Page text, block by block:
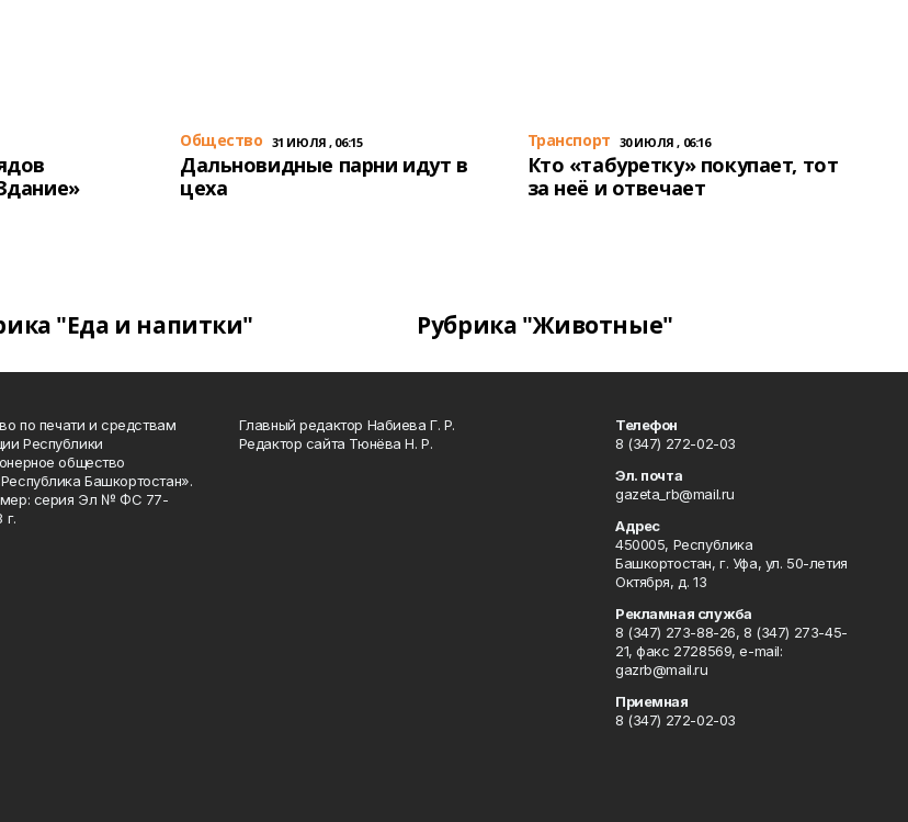
Общество 31 ИЮЛЯ , 06:15
Дальновидные парни идут в
цеха
Транспорт 30 ИЮЛЯ , 06:16
Кто «табуретку» покупает, тот
за неё и отвечает
"Еда и напитки" Рубрика "Животные"
по печати и средствам
Республики
общество
Башкортостан».
серия Эл № ФС 77-
г.
Главный редактор Набиева Г. Р.
Редактор сайта Тюнёва Н. Р.
Телефон
8 (347) 272-02-03
Эл. почта
gazeta_rb@mail.ru
Адрес
450005, Республика
Башкортостан, г. Уфа, ул. 50-летия
Октября, д. 13
Рекламная служба
8 (347) 273-88-26, 8 (347) 273-45-
21, факс 2728569, e-mail:
gazrb@mail.ru
Приемная
8 (347) 272-02-03